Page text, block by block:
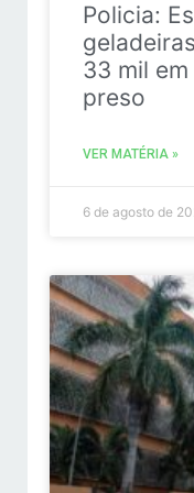
Policia:
33 mil
preso
VER MATÉRIA »
6 de agosto de